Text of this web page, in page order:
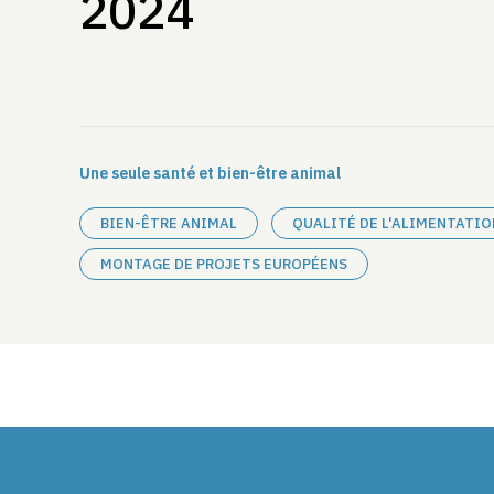
Une seule santé et bien-être animal
BIEN-ÊTRE ANIMAL QUALITÉ DE
MONTAGE DE PROJETS EUROPÉENS